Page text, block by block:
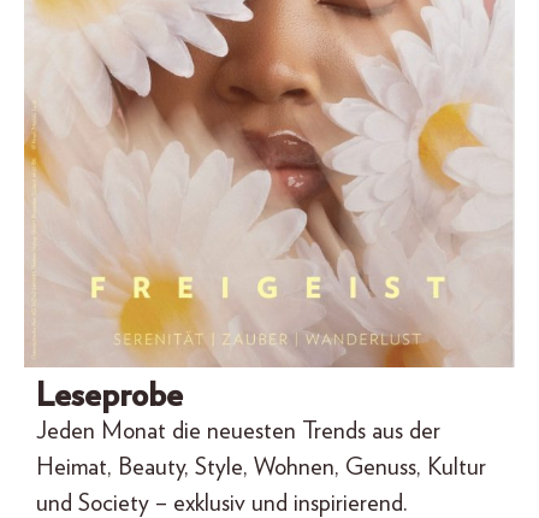
Leseprobe
Jeden Monat die neuesten Trends aus der
Heimat, Beauty, Style, Wohnen, Genuss, Kultur
und Society – exklusiv und inspirierend.